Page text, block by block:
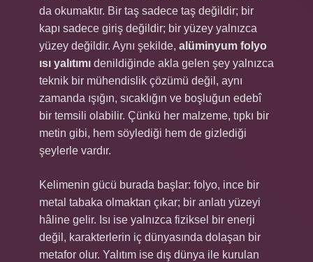
da okumaktır. Bir taş sadece taş değildir; bir
kapı sadece giriş değildir; bir yüzey yalnızca
yüzey değildir. Aynı şekilde, alüminyum folyo
ısı yalıtımı denildiğinde akla gelen şey yalnızca
teknik bir mühendislik çözümü değil, aynı
zamanda ışığın, sıcaklığın ve boşluğun edebî
bir temsili olabilir. Çünkü her malzeme, tıpkı bir
metin gibi, hem söylediği hem de gizlediği
şeylerle vardır.
Kelimenin gücü burada başlar: folyo, ince bir
metal tabaka olmaktan çıkar; bir anlatı yüzeyi
hâline gelir. Isı ise yalnızca fiziksel bir enerji
değil, karakterlerin iç dünyasında dolaşan bir
metafor olur. Yalıtım ise dış dünya ile kurulan